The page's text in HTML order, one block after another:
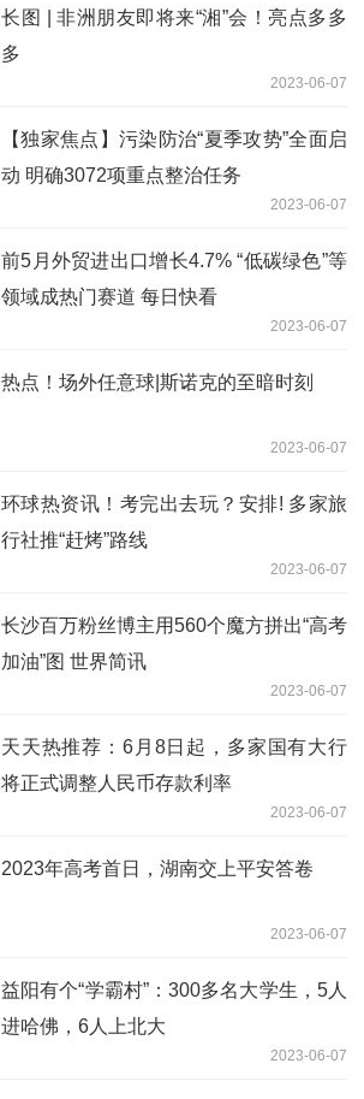
长图 | 非洲朋友即将来“湘”会！亮点多多
多
2023-06-07
【独家焦点】污染防治“夏季攻势”全面启
动 明确3072项重点整治任务
2023-06-07
前5月外贸进出口增长4.7% “低碳绿色”等
领域成热门赛道 每日快看
2023-06-07
热点！场外任意球|斯诺克的至暗时刻
2023-06-07
环球热资讯！考完出去玩？安排! 多家旅
行社推“赶烤”路线
2023-06-07
长沙百万粉丝博主用560个魔方拼出“高考
加油”图 世界简讯
2023-06-07
天天热推荐：6月8日起，多家国有大行
将正式调整人民币存款利率
2023-06-07
2023年高考首日，湖南交上平安答卷
2023-06-07
益阳有个“学霸村”：300多名大学生，5人
进哈佛，6人上北大
2023-06-07